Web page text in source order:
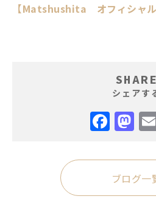
【Matshushita オフィシャル
SHARE
シェアす
ブログ一